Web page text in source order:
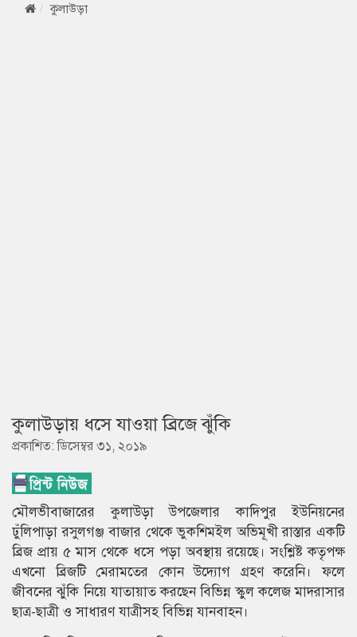
কুলাউড়া
কুলাউড়ায় ধসে যাওয়া ব্রিজে ঝুঁকি
প্রকাশিত: ডিসেম্বর ৩১, ২০১৯
মৌলভীবাজারের কুলাউড়া উপজেলার কাদিপুর ইউনিয়নের
ঢুঁলিপাড়া রসুলগঞ্জ বাজার থেকে ভুকশিমইল অভিমূখী রাস্তার একটি
ব্রিজ প্রায় ৫ মাস থেকে ধসে পড়া অবস্থায় রয়েছে। সংশ্লিষ্ট কতৃপক্ষ
এখনো ব্রিজটি মেরামতের কোন উদ্যোগ গ্রহণ করেনি। ফলে
জীবনের ঝুঁকি নিয়ে যাতায়াত করছেন বিভিন্ন স্কুল কলেজ মাদরাসার
ছাত্র-ছাত্রী ও সাধারণ যাত্রীসহ বিভিন্ন যানবাহন।